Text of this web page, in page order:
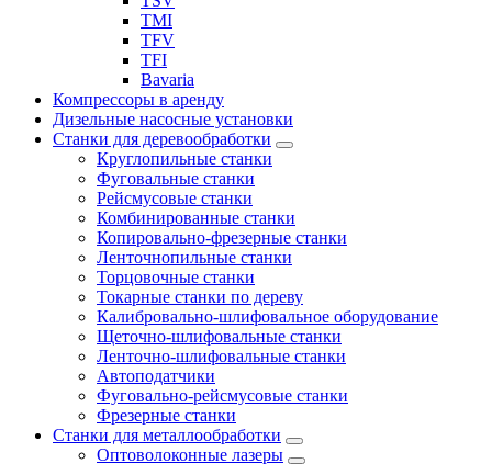
TMI
TFV
TFI
Bavaria
Компрессоры в аренду
Дизельные насосные установки
Станки для деревообработки
Круглопильные станки
Фуговальные станки
Рейсмусовые станки
Комбинированные станки
Копировально-фрезерные станки
Ленточнопильные станки
Торцовочные станки
Токарные станки по дереву
Калибровально-шлифовальное оборудование
Щеточно-шлифовальные станки
Ленточно-шлифовальные станки
Автоподатчики
Фуговально-рейсмусовые станки
Фрезерные станки
Станки для металлообработки
Оптоволоконные лазеры